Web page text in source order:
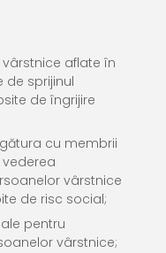
aflate în
de sprijinul
de îngrijire
cu membrii
vârstnice
de risc social;
pentru
vârstnice;